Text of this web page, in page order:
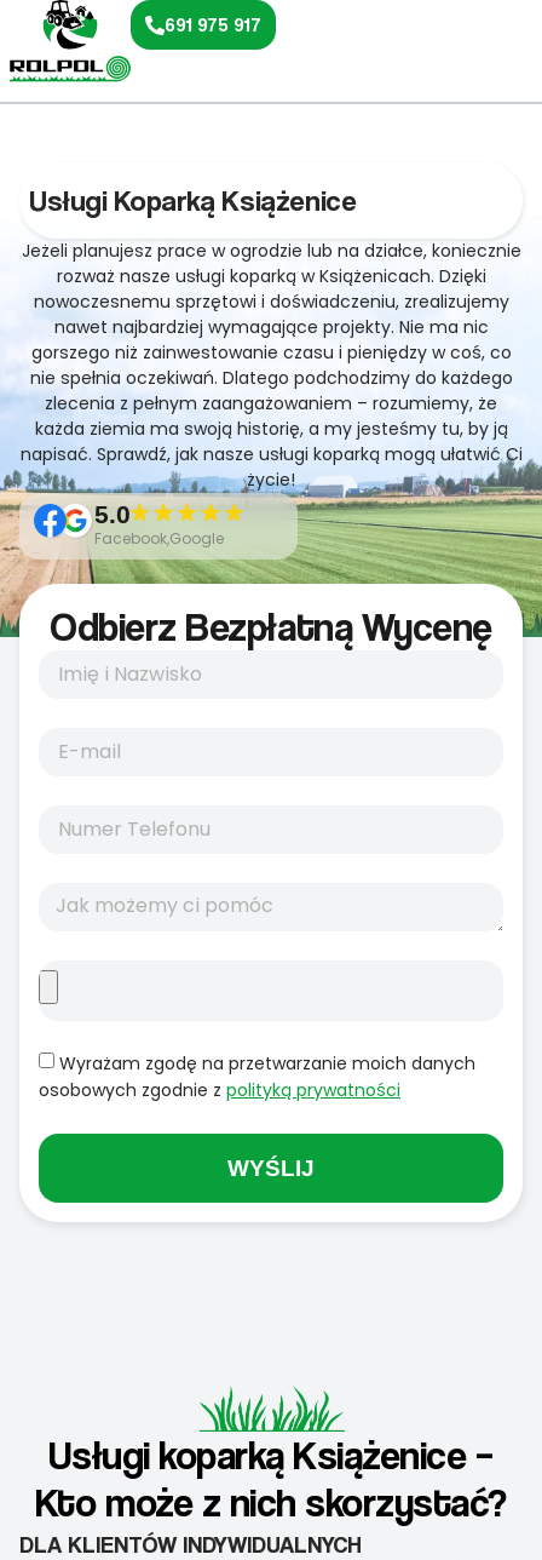
691 975 917
Usługi Koparką Książenice
Jeżeli planujesz prace w ogrodzie lub na działce, koniecznie
rozważ nasze usługi koparką w Książenicach. Dzięki
nowoczesnemu sprzętowi i doświadczeniu, zrealizujemy
nawet najbardziej wymagające projekty. Nie ma nic
gorszego niż zainwestowanie czasu i pieniędzy w coś, co
nie spełnia oczekiwań. Dlatego podchodzimy do każdego
zlecenia z pełnym zaangażowaniem – rozumiemy, że
każda ziemia ma swoją historię, a my jesteśmy tu, by ją
napisać. Sprawdź, jak nasze usługi koparką mogą ułatwić Ci
życie!
5.0
Facebook,Google
Odbierz Bezpłatną Wycenę
Wyrażam zgodę na przetwarzanie moich danych
osobowych zgodnie z polityką prywatności
WYŚLIJ
Usługi koparką Książenice –
Kto może z nich skorzystać?
DLA KLIENTÓW INDYWIDUALNYCH